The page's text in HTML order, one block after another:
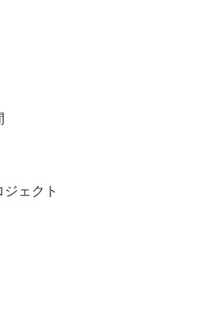
ェクト